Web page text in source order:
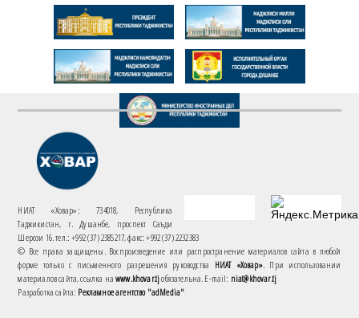
НИАТ «Ховар»: 734018, Республика
Таджикистан, г. Душанбе, проспект Саъди
Шерози 16. тел.: +992 (37) 2385217, факс: +992 (37) 2232383
© Все права защищены. Воспроизведение или распространение материалов сайта в любой
форме только с письменного разрешения руководства НИАТ «Ховар». При использовании
материалов сайта, ссылка наwww.khovar.tjобязательна. E-mail: niat@khovar.tj
Разработка сайта: Рекламное агентство "adMedia"